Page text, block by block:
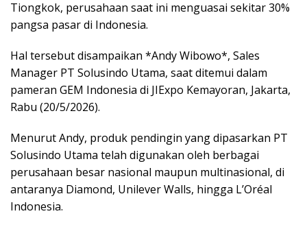
Tiongkok, perusahaan saat ini menguasai sekitar 30%
pangsa pasar di Indonesia.
Hal tersebut disampaikan *Andy Wibowo*, Sales
Manager PT Solusindo Utama, saat ditemui dalam
pameran GEM Indonesia di JIExpo Kemayoran, Jakarta,
Rabu (20/5/2026).
Menurut Andy, produk pendingin yang dipasarkan PT
Solusindo Utama telah digunakan oleh berbagai
perusahaan besar nasional maupun multinasional, di
antaranya Diamond, Unilever Walls, hingga L’Oréal
Indonesia.